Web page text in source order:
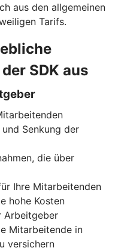
aus den allgemeinen
Tarifs.
SDK aus
Senkung der
die über
Ihre Mitarbeitenden
hohe Kosten
Arbeitgeber
Mitarbeitende in
versichern